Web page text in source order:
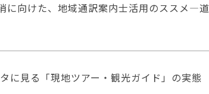
に向けた、地域通訳案内士活用のススメ―
に見る「現地ツアー・観光ガイド」の実態